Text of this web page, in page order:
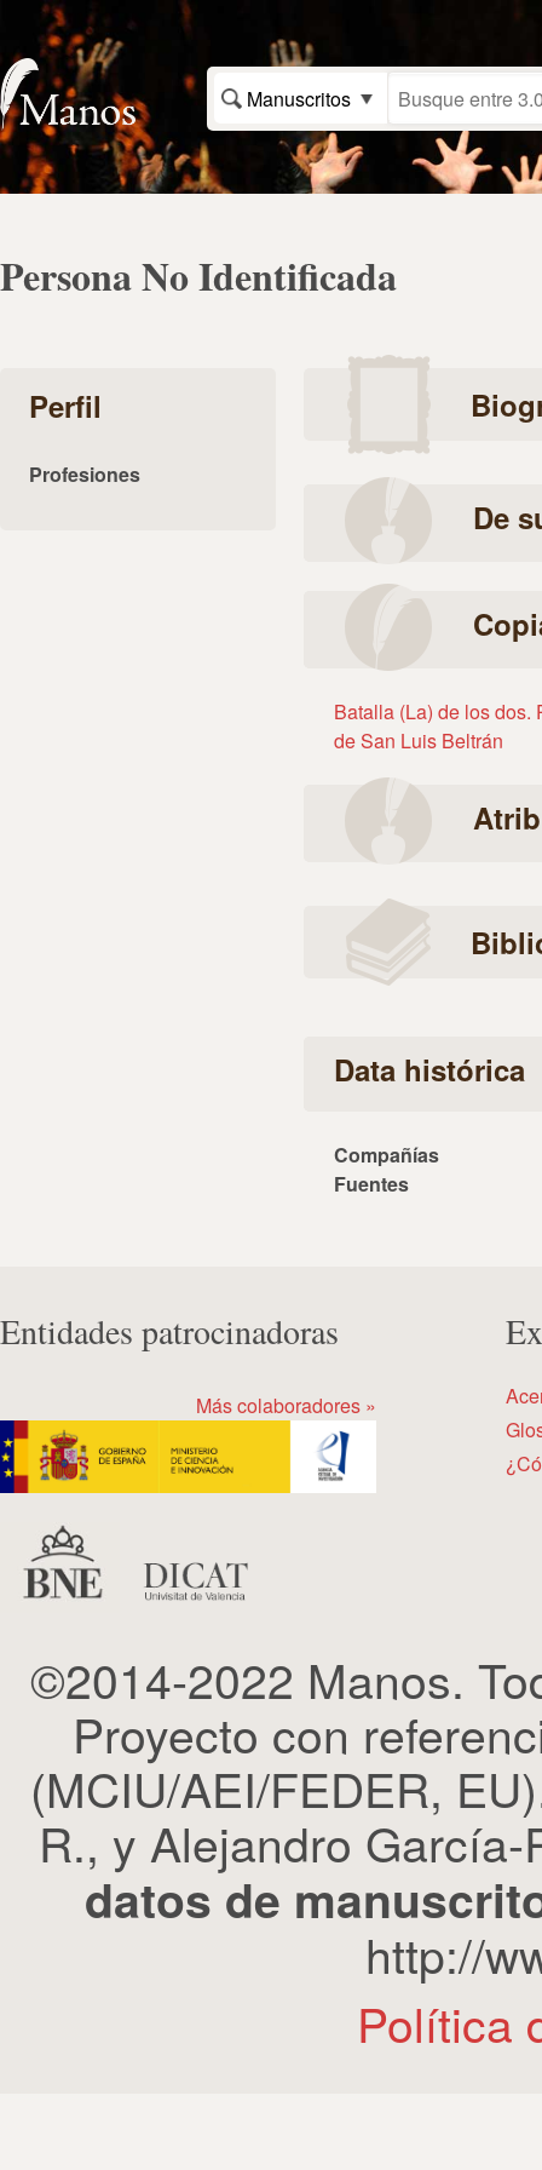
Manuscritos
Persona No Identificada
Perfil
Profesiones
De
Batalla (La) de los dos.
de San Luis Beltrán
Data histórica
Compañías
Fuentes
Entidades patrocinadoras
Más colaboradores »
©2014-2022 Manos.
Proyecto con
(MCIU/AEI/FEDER,
R., y Alejandro
datos de
http://
Política